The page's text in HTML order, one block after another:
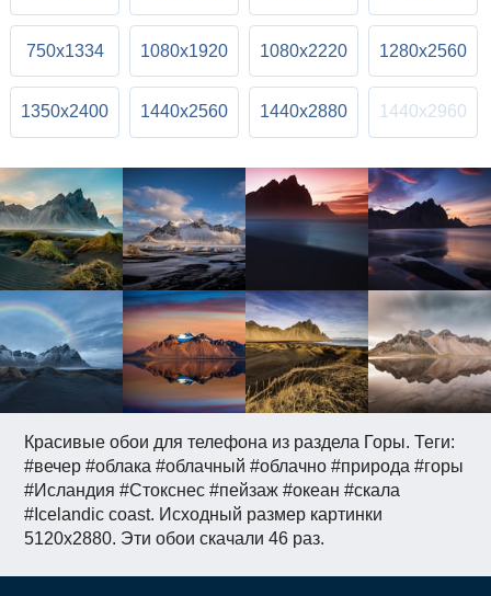
Красивые обои для телефона из раздела Горы. Теги:
#вечер #облака #облачный #облачно #природа #горы
#Исландия #Стокснес #пейзаж #океан #скала
#Icelandic coast. Исходный размер картинки
5120x2880. Эти обои скачали 46 раз.
750x1334 1080x1920 1080x2220 1280x2560
1350x2400 1440x2560 1440x2880 1440x2960